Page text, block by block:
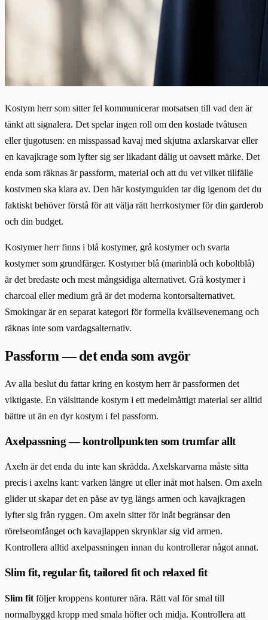
Kostym herr som sitter fel kommunicerar motsatsen till vad den är
tänkt att signalera. Det spelar ingen roll om den kostade tvåtusen
eller tjugotusen: en misspassad kavaj med skjutna axlarskarvar eller
en kavajkrage som lyfter sig ser likadant dålig ut oavsett märke. Det
enda som räknas är passform, material och att du vet vilket tillfälle
kostvmen ska klara av. Den här kostymguiden tar dig igenom det du
faktiskt behöver förstå för att välja rätt herrkostymer för din garderob
och din budget.
Kostymer herr finns i blå kostymer, grå kostymer och svarta
kostymer som grundfärger. Kostymer blå (marinblå och koboltblå)
är det bredaste och mest mångsidiga alternativet. Grå kostymer i
charcoal eller medium grå är det moderna kontorsalternativet.
Smokingar är en separat kategori för formella kvällsevenemang och
räknas inte som vardagsalternativ.
Passform — det enda som avgör
Av alla beslut du fattar kring en kostym herr är passformen det
viktigaste. En välsittande kostym i ett medelmåttigt material ser alltid
bättre ut än en dyr kostym i fel passform.
Axelpassning — kontrollpunkten som trumfar allt
Axeln är det enda du inte kan skrädda. Axelskarvarna måste sitta
precis i axelns kant: varken längre ut eller inåt mot halsen. Om axeln
glider ut skapar det en påse av tyg längs armen och kavajkragen
lyfter sig från ryggen. Om axeln sitter för inåt begränsar den
rörelseomfånget och kavajlappen skrynklar sig vid armen.
Kontrollera alltid axelpassningen innan du kontrollerar något annat.
Slim fit, regular fit, tailored fit och relaxed fit
Slim fit följer kroppens konturer nära. Rätt val för smal till
normalbyggd kropp med smala höfter och midja. Kontrollera att